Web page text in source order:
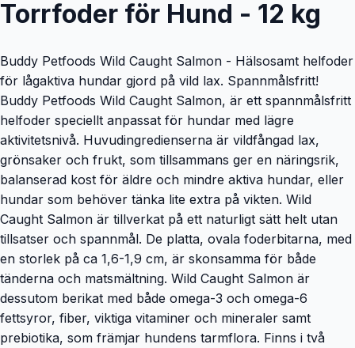
Torrfoder för Hund - 12 kg
Buddy Petfoods Wild Caught Salmon - Hälsosamt helfoder
för lågaktiva hundar gjord på vild lax. Spannmålsfritt!
Buddy Petfoods Wild Caught Salmon, är ett spannmålsfritt
helfoder speciellt anpassat för hundar med lägre
aktivitetsnivå. Huvudingredienserna är vildfångad lax,
grönsaker och frukt, som tillsammans ger en näringsrik,
balanserad kost för äldre och mindre aktiva hundar, eller
hundar som behöver tänka lite extra på vikten. Wild
Caught Salmon är tillverkat på ett naturligt sätt helt utan
tillsatser och spannmål. De platta, ovala foderbitarna, med
en storlek på ca 1,6-1,9 cm, är skonsamma för både
tänderna och matsmältning. Wild Caught Salmon är
dessutom berikat med både omega-3 och omega-6
fettsyror, fiber, viktiga vitaminer och mineraler samt
prebiotika, som främjar hundens tarmflora. Finns i två